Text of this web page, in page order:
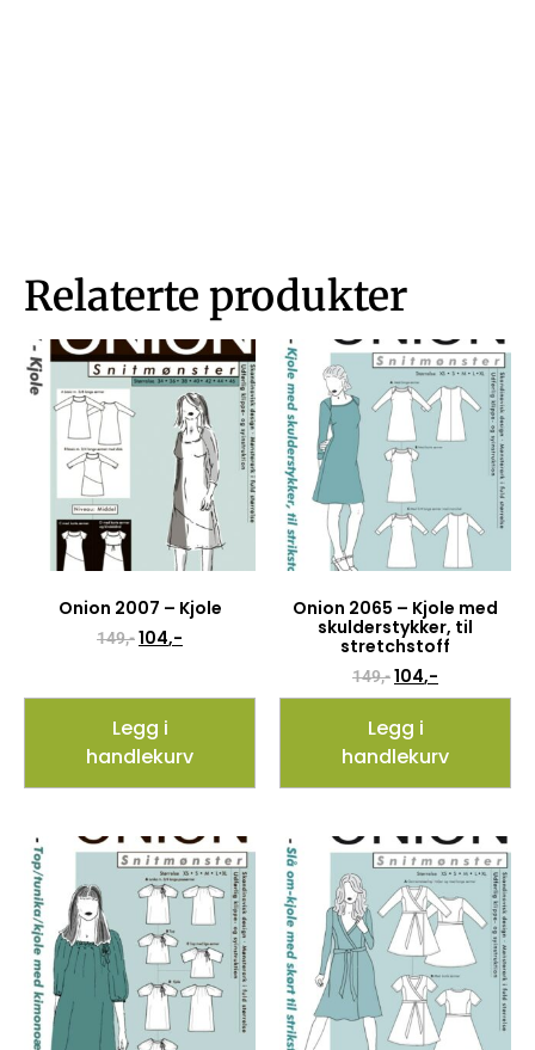
Relaterte produkter
Onion 2007 – Kjole
149,-104,-
Legg i
handlekurv
Onion 2065 – Kjole med
skulderstykker, til
stretchstoff
149,-104,-
Legg i
handlekurv